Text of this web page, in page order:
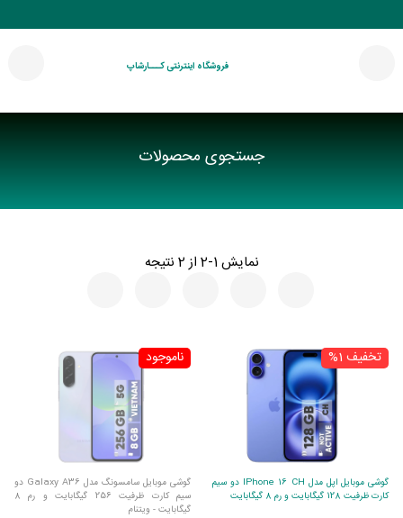
فروشگاه اینترنتی کـــارشاپ
جستجوی محصولات
نمایش 1-2 از 2 نتیجه
تخفیف 1%
گوشی موبایل اپل مدل IPhone 16 CH دو سیم
کارت ظرفیت 128 گیگابایت و رم 8 گیگابایت
ناموجود
گوشی موبایل سامسونگ مدل Galaxy A36 دو
سیم کارت ظرفیت 256 گیگابایت و رم 8
گیگابایت - ویتنام